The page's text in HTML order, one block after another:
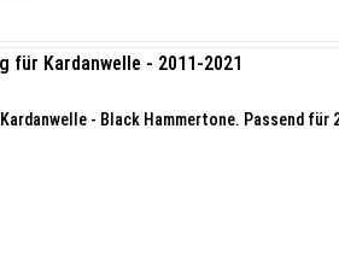
für Kardanwelle - 2011-2021
- Black Hammertone. Passend für